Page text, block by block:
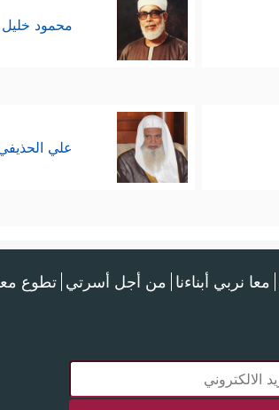
محمود
علي
معا نربي أبناءنا من أجل أسرتي تطوع